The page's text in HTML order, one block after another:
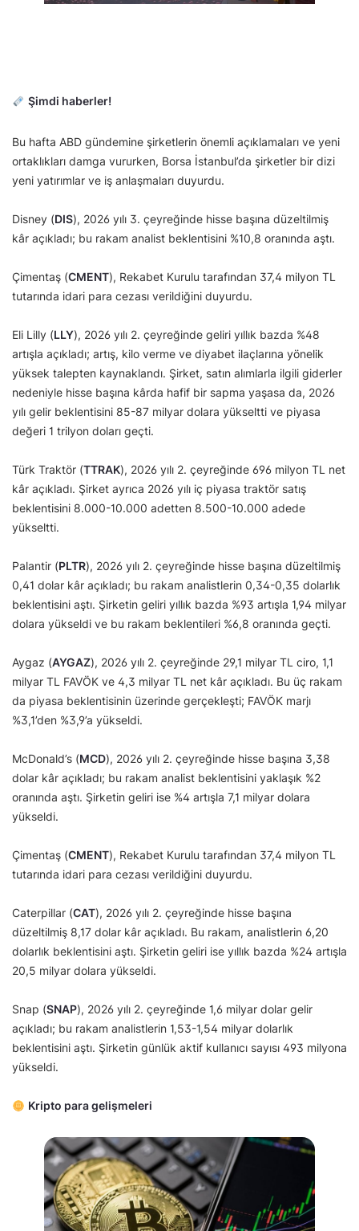
Şimdi haberler!
Bu hafta ABD gündemine şirketlerin önemli açıklamaları ve yeni
ortaklıkları damga vururken, Borsa İstanbul’da şirketler bir dizi
yeni yatırımlar ve iş anlaşmaları duyurdu.
Disney (DIS), 2026 yılı 3. çeyreğinde hisse başına düzeltilmiş
kâr açıkladı; bu rakam analist beklentisini %10,8 oranında aştı.
Çimentaş (CMENT), Rekabet Kurulu tarafından 37,4 milyon TL
tutarında idari para cezası verildiğini duyurdu.
Eli Lilly (LLY), 2026 yılı 2. çeyreğinde geliri yıllık bazda %48
artışla açıkladı; artış, kilo verme ve diyabet ilaçlarına yönelik
yüksek talepten kaynaklandı. Şirket, satın alımlarla ilgili giderler
nedeniyle hisse başına kârda hafif bir sapma yaşasa da, 2026
yılı gelir beklentisini 85-87 milyar dolara yükseltti ve piyasa
değeri 1 trilyon doları geçti.
Türk Traktör (TTRAK), 2026 yılı 2. çeyreğinde 696 milyon TL net
kâr açıkladı. Şirket ayrıca 2026 yılı iç piyasa traktör satış
beklentisini 8.000-10.000 adetten 8.500-10.000 adede
yükseltti.
Palantir (PLTR), 2026 yılı 2. çeyreğinde hisse başına düzeltilmiş
0,41 dolar kâr açıkladı; bu rakam analistlerin 0,34-0,35 dolarlık
beklentisini aştı. Şirketin geliri yıllık bazda %93 artışla 1,94 milyar
dolara yükseldi ve bu rakam beklentileri %6,8 oranında geçti.
Aygaz (AYGAZ), 2026 yılı 2. çeyreğinde 29,1 milyar TL ciro, 1,1
milyar TL FAVÖK ve 4,3 milyar TL net kâr açıkladı. Bu üç rakam
da piyasa beklentisinin üzerinde gerçekleşti; FAVÖK marjı
%3,1’den %3,9’a yükseldi.
McDonald’s (MCD), 2026 yılı 2. çeyreğinde hisse başına 3,38
dolar kâr açıkladı; bu rakam analist beklentisini yaklaşık %2
oranında aştı. Şirketin geliri ise %4 artışla 7,1 milyar dolara
yükseldi.
Çimentaş (CMENT), Rekabet Kurulu tarafından 37,4 milyon TL
tutarında idari para cezası verildiğini duyurdu.
Caterpillar (CAT), 2026 yılı 2. çeyreğinde hisse başına
düzeltilmiş 8,17 dolar kâr açıkladı. Bu rakam, analistlerin 6,20
dolarlık beklentisini aştı. Şirketin geliri ise yıllık bazda %24 artışla
20,5 milyar dolara yükseldi.
Snap (SNAP), 2026 yılı 2. çeyreğinde 1,6 milyar dolar gelir
açıkladı; bu rakam analistlerin 1,53-1,54 milyar dolarlık
beklentisini aştı. Şirketin günlük aktif kullanıcı sayısı 493 milyona
yükseldi.
Kripto para gelişmeleri